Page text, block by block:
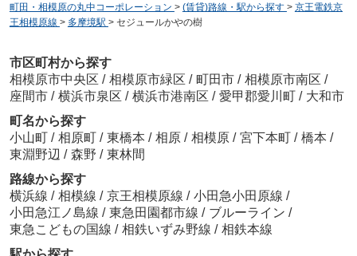
町田・相模原の丸中コーポレーション > (賃貸)路線・駅から探す > 京王電鉄京
王相模原線 > 多摩境駅 > セジュールかやの樹
市区町村から探す
相模原市中央区 / 相模原市緑区 / 町田市 / 相模原市南区 /
座間市 / 横浜市泉区 / 横浜市港南区 / 愛甲郡愛川町 / 大和市
町名から探す
小山町 / 相原町 / 東橋本 / 相原 / 相模原 / 宮下本町 / 橋本 /
東淵野辺 / 森野 / 東林間
路線から探す
横浜線 / 相模線 / 京王相模原線 / 小田急小田原線 /
小田急江ノ島線 / 東急田園都市線 / ブルーライン /
東急こどもの国線 / 相鉄いずみ野線 / 相鉄本線